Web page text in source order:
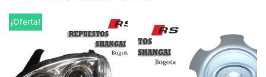
¡Oferta!